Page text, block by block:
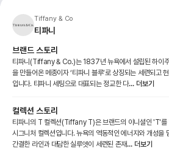
Tiffany & Co
티파니
브랜드 스토리
티파니(Tiffany & Co.)는 1837년 뉴욕에서 설립된 하이
을 만들어온 메종이자 ‘티파니 블루’로 상징되는 세련되고
입니다. 티파니 세팅으로 대표되는 정교한 다... 더보기
컬렉션 스토리
티파니의 T 컬렉션(Tiffany T)은 브랜드의 이니셜인 'T'를
시그니처 컬렉션입니다. 뉴욕의 역동적인 에너지와 개성을
간결한 라인과 대담한 실루엣이 세련된 존재... 더보기